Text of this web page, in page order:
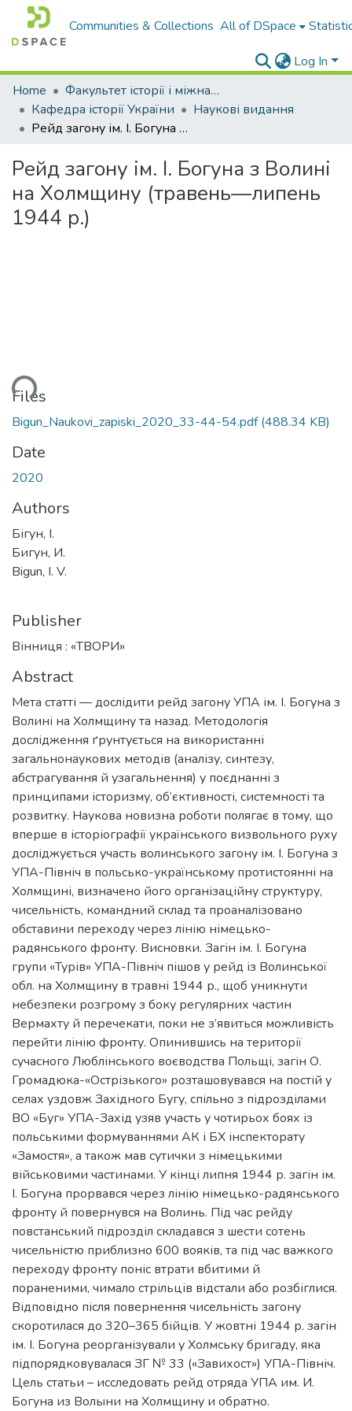
Communities & Collections All of DSpace
Log In
Home
Факультет історії і міжнародних відносин
Кафедра історії України
Наукові видання
Рейд загону ім. І. Богуна з Волині на Холмщину (травень—липень 1944 р.)
Рейд загону ім. І. Богуна з Волині
на Холмщину (травень—липень
1944 р.)
Loading...
Files
Bigun_Naukovi_zapiski_2020_33-44-54.pdf(488.34 KB)
Date
2020
Authors
Бігун, І.
Бигун, И.
Bigun, I. V.
Publisher
Вінниця : «ТВОРИ»
Abstract
Мета статті — дослідити рейд загону УПА ім. І. Богуна з
Волині на Холмщину та назад. Методологія
дослідження ґрунтується на використанні
загальнонаукових методів (аналізу, синтезу,
абстрагування й узагальнення) у поєднанні з
принципами історизму, об’єктивності, системності та
розвитку. Наукова новизна роботи полягає в тому, що
вперше в історіографії українського визвольного руху
досліджується участь волинського загону ім. І. Богуна з
УПА-Північ в польсько-українському протистоянні на
Холмщині, визначено його організаційну структуру,
чисельність, командний склад та проаналізовано
обставини переходу через лінію німецько-
радянського фронту. Висновки. Загін ім. І. Богуна
групи «Турів» УПА-Північ пішов у рейд із Волинської
обл. на Холмщину в травні 1944 р., щоб уникнути
небезпеки розгрому з боку регулярних частин
Вермахту й перечекати, поки не з’явиться можливість
перейти лінію фронту. Опинившись на території
сучасного Люблінського воєводства Польщі, загін О.
Громадюка-«Острізького» розташовувався на постій у
селах уздовж Західного Бугу, спільно з підрозділами
ВО «Буг» УПА-Захід узяв участь у чотирьох боях із
польськими формуваннями АК і БХ інспекторату
«Замостя», а також мав сутички з німецькими
військовими частинами. У кінці липня 1944 р. загін ім.
І. Богуна прорвався через лінію німецько-радянського
фронту й повернувся на Волинь. Під час рейду
повстанський підрозділ складався з шести сотень
чисельністю приблизно 600 вояків, та під час важкого
переходу фронту поніс втрати вбитими й
пораненими, чимало стрільців відстали або розбіглися.
Відповідно після повернення чисельність загону
скоротилася до 320–365 бійців. У жовтні 1944 р. загін
ім. І. Богуна реорганізували у Холмську бригаду, яка
підпорядковувалася ЗГ № 33 («Завихост») УПА-Північ.
Цель статьи – исследовать рейд отряда УПА им. И.
Богуна из Волыни на Холмщину и обратно.